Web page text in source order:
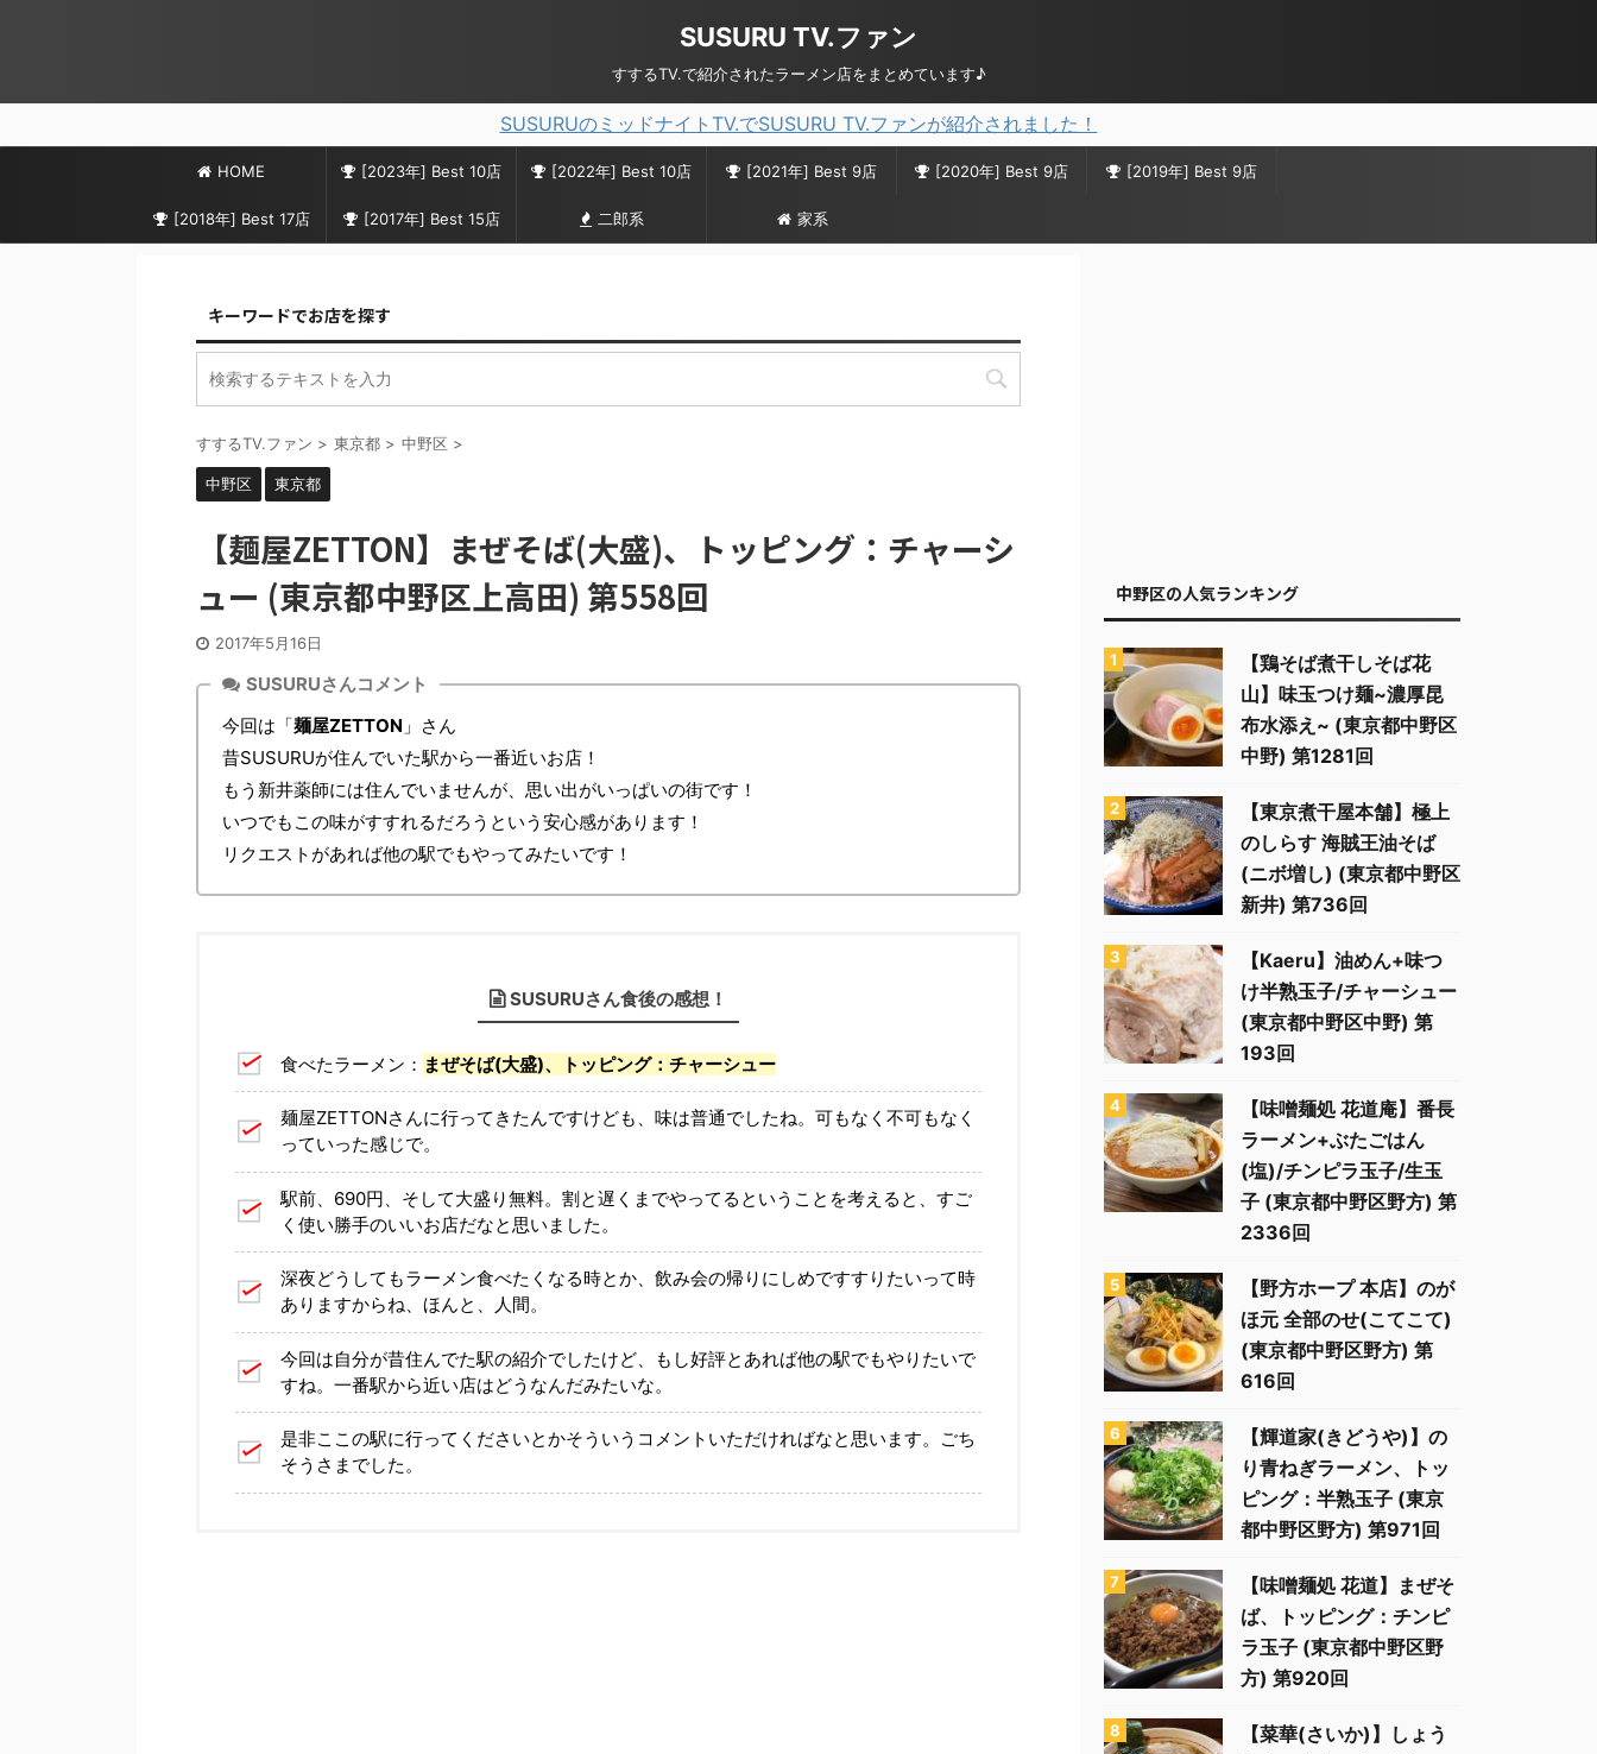
SUSURU TV.ファン
すするTV.で紹介されたラーメン店をまとめています♪
SUSURUのミッドナイトTV.でSUSURU TV.ファンが紹介されました！
HOME [2023年] Best 10店 [2022年] Best 10店 [2021年] Best 9店 [2020年] Best 9店 [2019年] Best 9店
[2018年] Best 17店 [2017年] Best 15店 二郎系 家系
キーワードでお店を探す
すするTV.ファン > 東京都 > 中野区 >
中野区 東京都
【麺屋ZETTON】まぜそば(大盛)、トッピング：チャーシ
ュー (東京都中野区上高田) 第558回
2017年5月16日
SUSURUさんコメント
今回は「麺屋ZETTON 」さん
昔SUSURUが住んでいた駅から一番近いお店！
もう新井薬師には住んでいませんが、思い出がいっぱいの街です！
いつでもこの味がすすれるだろうという安心感があります！
リクエストがあれば他の駅でもやってみたいです！
SUSURUさん食後の感想！
食べたラーメン： まぜそば(大盛)、トッピング：チャーシュー
麺屋ZETTONさんに行ってきたんですけども、味は普通でしたね。可もなく不可もなく
っていった感じで。
駅前、690円、そして大盛り無料。割と遅くまでやってるということを考えると、すご
く使い勝手のいいお店だなと思いました。
深夜どうしてもラーメン食べたくなる時とか、飲み会の帰りにしめですすりたいって時
ありますからね、ほんと、人間。
今回は自分が昔住んでた駅の紹介でしたけど、もし好評とあれば他の駅でもやりたいで
すね。一番駅から近い店はどうなんだみたいな。
是非ここの駅に行ってくださいとかそういうコメントいただければなと思います。ごち
そうさまでした。
中野区の人気ランキング
【鶏そば煮干しそば花
山】味玉つけ麺~濃厚昆
布水添え~ (東京都中野区
中野) 第1281回
【東京煮干屋本舗】極上
のしらす 海賊王油そば
(ニボ増し) (東京都中野区
新井) 第736回
【Kaeru】油めん+味つ
け半熟玉子/チャーシュー
(東京都中野区中野) 第
193回
【味噌麺処 花道庵】番長
ラーメン+ぶたごはん
(塩)/チンピラ玉子/生玉
子 (東京都中野区野方) 第
2336回
【野方ホープ 本店】のが
ほ元 全部のせ(こてこて)
(東京都中野区野方) 第
616回
【輝道家(きどうや)】の
り青ねぎラーメン、トッ
ピング：半熟玉子 (東京
都中野区野方) 第971回
【味噌麺処 花道】まぜそ
ば、トッピング：チンピ
ラ玉子 (東京都中野区野
方) 第920回
【菜華(さいか)】しょう